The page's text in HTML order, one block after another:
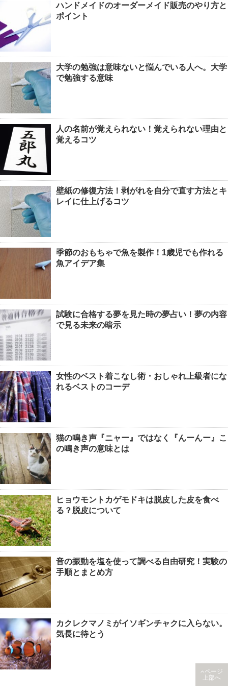
ハンドメイドのオーダーメイド販売のやり方と
ポイント
大学の勉強は意味ないと悩んでいる人へ。大学
で勉強する意味
人の名前が覚えられない！覚えられない理由と
覚えるコツ
壁紙の修復方法！剥がれを自分で直す方法とキ
レイに仕上げるコツ
季節のおもちゃで魚を製作！1歳児でも作れる
魚アイデア集
試験に合格する夢を見た時の夢占い！夢の内容
で見る未来の暗示
女性のベスト着こなし術・おしゃれ上級者にな
れるベストのコーデ
猫の鳴き声『ニャー』ではなく『んーんー』こ
の鳴き声の意味とは
ヒョウモントカゲモドキは脱皮した皮を食べ
る？脱皮について
音の振動を塩を使って調べる自由研究！実験の
手順とまとめ方
カクレクマノミがイソギンチャクに入らない。
気長に待とう
ページ
上部へ